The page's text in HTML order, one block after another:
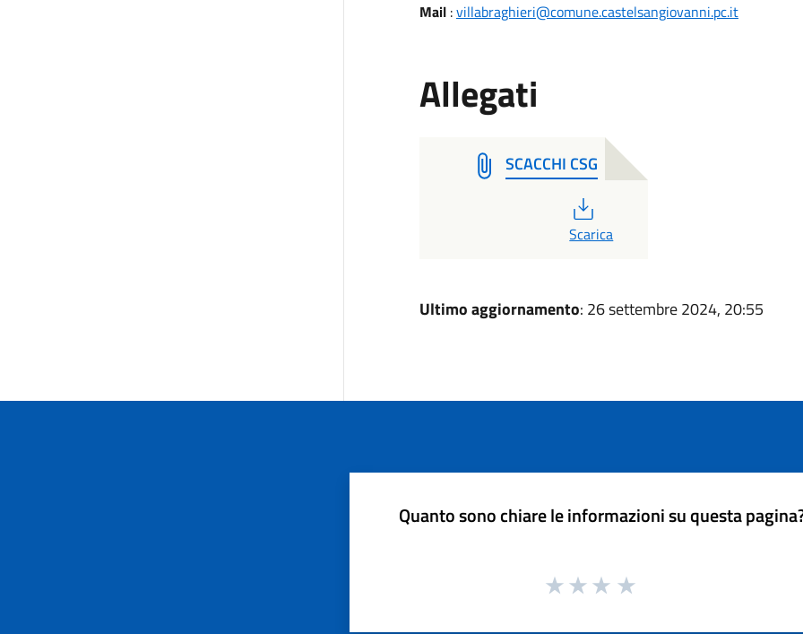
Mail:villabraghieri@comune.castelsangiovanni.pc.it
Allegati
SCACCHI CSG
PDF
Scarica
Ultimo aggiornamento: 26 settembre 2024, 20:55
Quanto sono chiare le informazioni su questa